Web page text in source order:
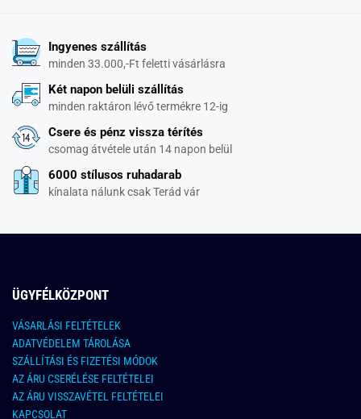
Ingyenes szállítás
minden 33.000,-Ft feletti vásárlásra
Két napon belüli szállítás
minden raktáron lévő termékre 12-ig
Csere és pénz vissza térítés
csomag átvétele után 14 napon belül
6000 stílusos ruhadarab
kínalata nálunk csak Terád vár
ÜGYFÉLKÖZPONT
VÁSARLÁSI FELTÉTELEK
ADATVÉDELEM TÁROLÁSA
SZÁLLÍTÁSI ÉS FIZETÉSI MÓDOK
AZ ÁRU CSERÉLÉSE FELTÉTELEI
AZ ÁRU VISSZAVÉTEL FELTÉTELEI
KAPCSOLAT